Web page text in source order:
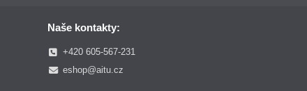
Naše kontakty:
+420 605-567-231
eshop@aitu.cz